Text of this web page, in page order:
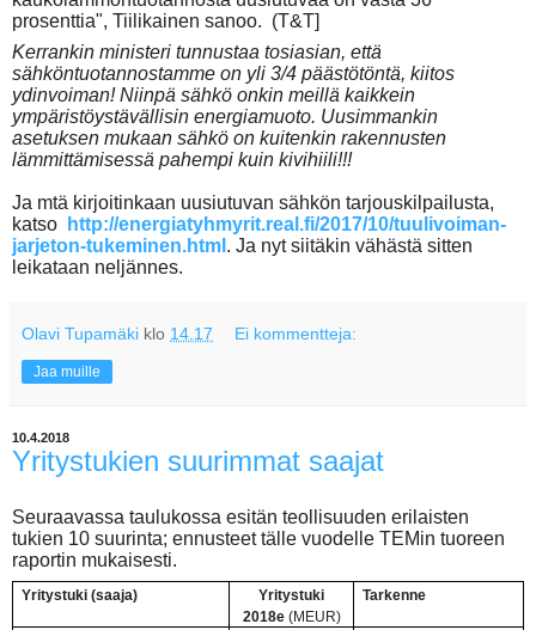
prosenttia", Tiilikainen sanoo. (T&T]
Kerrankin ministeri tunnustaa tosiasian, että
sähköntuotannostamme on yli 3/4 päästötöntä, kiitos
ydinvoiman! Niinpä sähkö onkin meillä kaikkein
ympäristöystävällisin energiamuoto. Uusimmankin
asetuksen mukaan sähkö on kuitenkin rakennusten
lämmittämisessä pahempi kuin kivihiili!!!
Ja mtä kirjoitinkaan uusiutuvan sähkön tarjouskilpailusta,
katso
http://energiatyhmyrit.real.fi/2017/10/tuulivoiman-
jarjeton-tukeminen.html . Ja nyt siitäkin vähästä sitten
leikataan neljännes.
Olavi Tupamäki klo 14.17 Ei kommentteja:
Jaa muille
10.4.2018
Yritystukien suurimmat saajat
Seuraavassa taulukossa esitän teollisuuden erilaisten
tukien 10 suurinta; ennusteet tälle vuodelle TEMin tuoreen
raportin mukaisesti.
Yritystuki (saaja)
Yritystuki
2018e(MEUR)
Tarkenne